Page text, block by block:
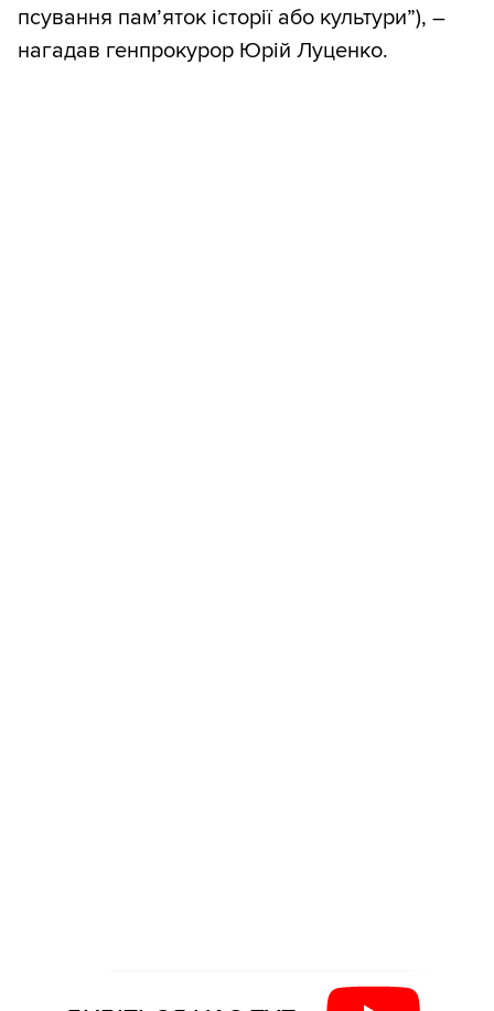
псування пам’яток історії або культури”), –
нагадав генпрокурор Юрій Луценко.